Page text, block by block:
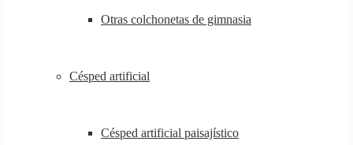
Otras colchonetas de gimnasia
Césped artificial
Césped artificial paisajístico